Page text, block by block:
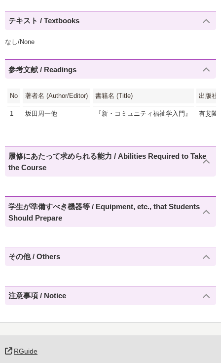
テキスト / Textbooks
なし/None
参考文献 / Readings
No 著者名 (Author/Editor) 書籍名 (Title) 出版社
1 坂田周一他 『新・コミュニティ福祉学入門』 有斐閣
履修にあたって求められる能力 / Abilities Required to Take
the Course
学生が準備すべき機器等 / Equipment, etc., that Students
Should Prepare
その他 / Others
注意事項 / Notice
RGuide